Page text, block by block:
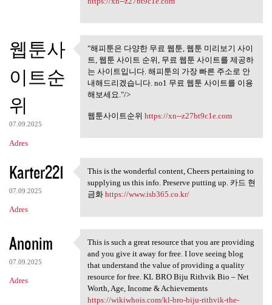
웹툰사
이트순
위
07.09.2025
Adres
"해피툰은 다양한 무료 웹툰, 웹툰
미리보기 사이트,
"해피툰은 다양한 무료 웹툰, 웹툰 미리보기 사이
트, 웹툰 사이트 순위, 무료 웹툰 사이트를 제공하
는 사이트입니다. 해피툰의 가장 빠른 주소로 안
내해드리겠습니다. no1 무료 웹툰 사이트를 이용
해보세요."/>
웹툰사이트순위 https://xn--z27bt9c1e.com
Karter221
07.09.2025
Adres
This is the wonderful content
This is the wonderful content, Cheers pertaining to
supplying us this info. Preserve putting up. 카드 현
금화 https://www.isb365.co.kr/
Anonim
07.09.2025
Adres
This is such a great resource
This is such a great resource that you are providing
and you give it away for free. I love seeing blog
that understand the value of providing a quality
resource for free. KL BRO Biju Rithvik Bio – Net
Worth, Age, Income & Achievements
https://wikiwhois.com/kl-bro-biju-rithvik-the-